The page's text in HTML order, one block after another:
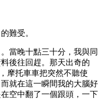
難受。
當晚十點三十分，我與同
後往回趕。那天出奇的
摩托車車把突然不聽使
就在這一瞬間我的大腦好
空中翻了一個跟頭，一下